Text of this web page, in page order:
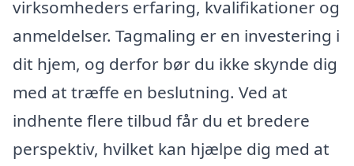
virksomheders erfaring, kvalifikationer og
anmeldelser. Tagmaling er en investering i
dit hjem, og derfor bør du ikke skynde dig
med at træffe en beslutning. Ved at
indhente flere tilbud får du et bredere
perspektiv, hvilket kan hjælpe dig med at